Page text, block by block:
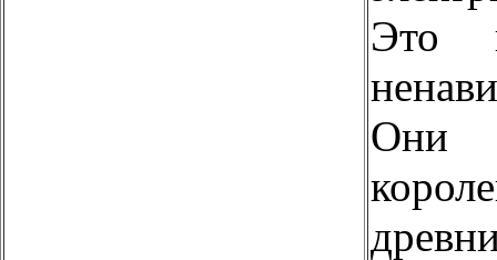
Это
Они